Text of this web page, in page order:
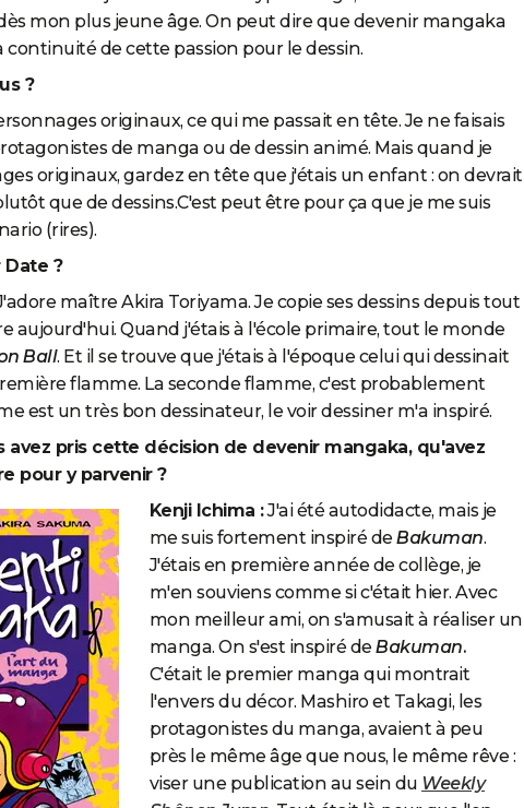
mon plus jeune âge. On peut dire que devenir mangaka
continuité de cette passion pour le dessin.
?
originaux, ce qui me passait en tête. Je ne faisais
de manga ou de dessin animé. Mais quand je
originaux, gardez en tête que j'étais un enfant : on devrait
que de dessins.C'est peut être pour ça que je me suis
(rires).
Date ?
maître Akira Toriyama. Je copie ses dessins depuis tout
aujourd'hui. Quand j'étais à l'école primaire, tout le monde
Ball. Et il se trouve que j'étais à l'époque celui qui dessinait
flamme. La seconde flamme, c'est probablement
est un très bon dessinateur, le voir dessiner m'a inspiré.
avez pris cette décision de devenir mangaka, qu'avez
pour y parvenir ?
Kenji Ichima :J'ai été autodidacte, mais je
me suis fortement inspiré deBakuman.
J'étais en première année de collège, je
m'en souviens comme si c'était hier. Avec
mon meilleur ami, on s'amusait à réaliser un
manga. On s'est inspiré deBakuman.
C'était le premier manga qui montrait
l'envers du décor. Mashiro et Takagi, les
protagonistes du manga, avaient à peu
près le même âge que nous, le même rêve :
viser une publication au sein du Weekly